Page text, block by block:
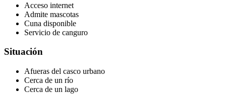
Acceso internet
Admite mascotas
Cuna disponible
Servicio de canguro
Situación
Afueras del casco urbano
Cerca de un río
Cerca de un lago